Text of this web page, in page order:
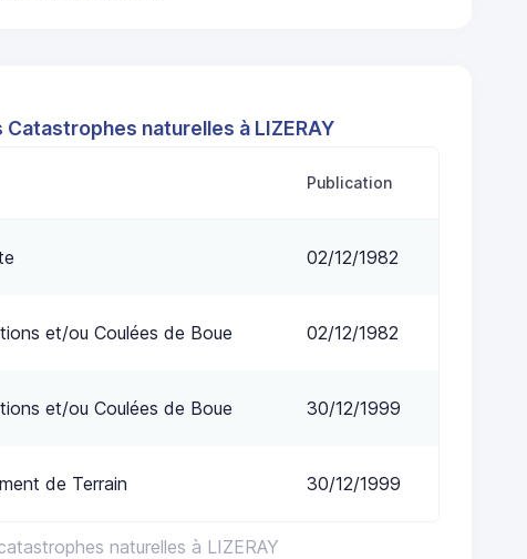
Catastrophes naturelles à LIZERAY
naturelles à LIZERAY
Publication
02/12/1982
et/ou Coulées de Boue 02/12/1982
et/ou Coulées de Boue 30/12/1999
de Terrain 30/12/1999